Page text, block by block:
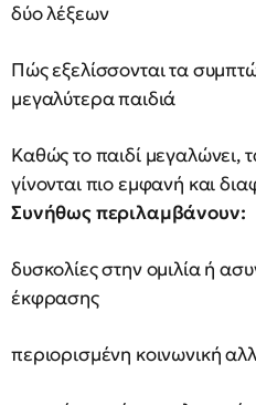
δύο λέξεων
Πώς εξελίσσονται τα
μεγαλύτερα παιδιά
Καθώς το παιδί μεγαλώνει,
γίνονται πιο εμφανή και
Συνήθως περιλαμβάνουν:
δυσκολίες στην ομιλία ή
έκφρασης
περιορισμένη κοινωνική